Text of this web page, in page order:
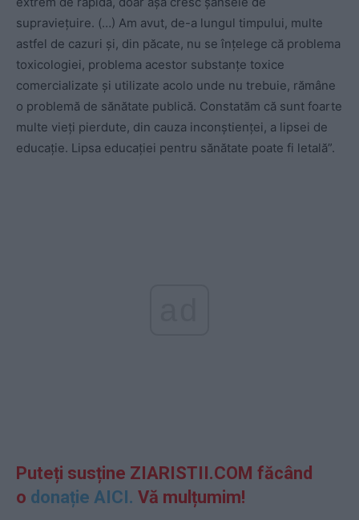
supravieţuire. (…) Am avut, de-a lungul timpului, multe
astfel de cazuri şi, din păcate, nu se înţelege că problema
toxicologiei, problema acestor substanţe toxice
comercializate şi utilizate acolo unde nu trebuie, rămâne
o problemă de sănătate publică. Constatăm că sunt foarte
multe vieţi pierdute, din cauza inconştienţei, a lipsei de
educaţie. Lipsa educaţiei pentru sănătate poate fi letală”.
Puteți susține ZIARISTII.COM făcând
o donație AICI. Vă mulțumim!